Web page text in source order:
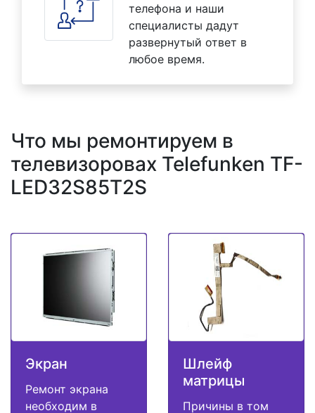
телефона и наши
специалисты дадут
развернутый ответ в
любое время.
Что мы ремонтируем в
телевизоровах Telefunken TF-
LED32S85T2S
Экран
Ремонт экрана
необходим в
Шлейф
матрицы
Причины в том